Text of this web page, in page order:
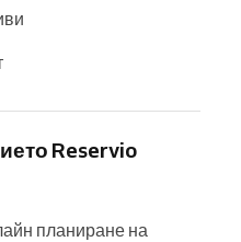
Reservio
планиране на